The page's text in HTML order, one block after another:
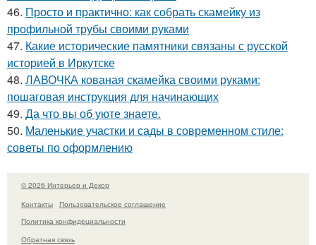
46. Просто и практично: как собрать скамейку из
профильной трубы своими руками
47. Какие исторические памятники связаны с русской
историей в Иркутске
48. ЛАВОЧКА кованая скамейка своими руками:
пошаговая инструкция для начинающих
49. Да что вы об уюте знаете.
50. Маленькие участки и сады в современном стиле:
советы по оформлению
© 2026 Интерьер и Декор
Контакты
Пользовательское соглашение
Политика конфидециальности
Обратная связь